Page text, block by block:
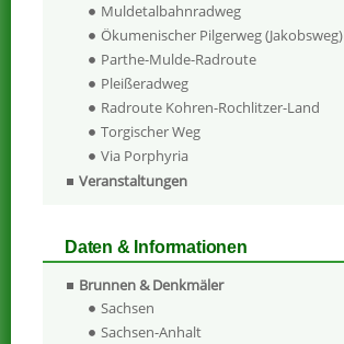
Muldetalbahnradweg
Ökumenischer Pilgerweg (Jakobsweg)
Parthe-Mulde-Radroute
Pleißeradweg
Radroute Kohren-Rochlitzer-Land
Torgischer Weg
Via Porphyria
Veranstaltungen
Daten & Informationen
Brunnen & Denkmäler
Sachsen
Sachsen-Anhalt